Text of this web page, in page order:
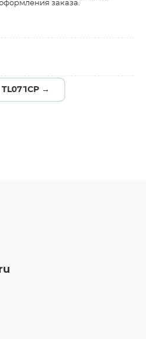
заказа.
TL071CP →